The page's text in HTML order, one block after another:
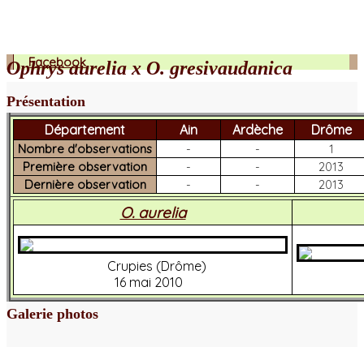
Facebook
Ophrys aurelia x O. gresivaudanica
Présentation
Département
Ain Ardèche Drôme
Nombre d'observations - -
1
Première observation
- -
2013
Dernière observation
- - 2013
O. aurelia
Crupies (Drôme)
16 mai 2010
Galerie photos